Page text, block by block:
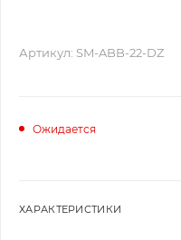
Артикул: SM-ABB-22-DZ
Ожидается
ХАРАКТЕРИСТИКИ